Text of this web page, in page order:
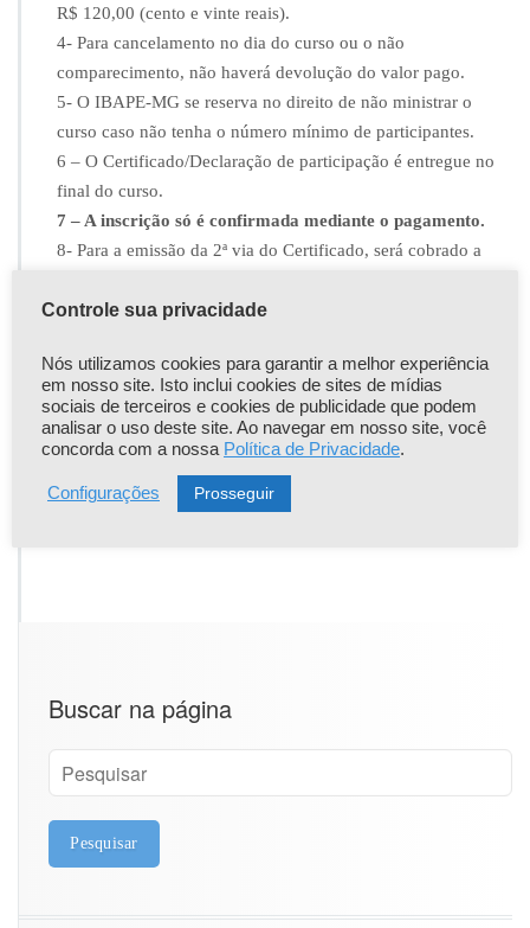
R$ 120,00 (cento e vinte reais).
4- Para cancelamento no dia do curso ou o não
comparecimento, não haverá devolução do valor pago.
5- O IBAPE-MG se reserva no direito de não ministrar o
curso caso não tenha o número mínimo de participantes.
6 – O Certificado/Declaração de participação é entregue no
final do curso.
7 – A inscrição só é confirmada mediante o pagamento.
8- Para a emissão da 2ª via do Certificado, será cobrado a
eventos@ibapemg.com.br
31 3275-0101 / 31 3275-0102
Buscar na página
Controle sua privacidade
Nós utilizamos cookies para garantir a melhor experiência
em nosso site. Isto inclui cookies de sites de mídias
sociais de terceiros e cookies de publicidade que podem
analisar o uso deste site. Ao navegar em nosso site, você
concorda com a nossa Política de Privacidade.
Configurações Prosseguir